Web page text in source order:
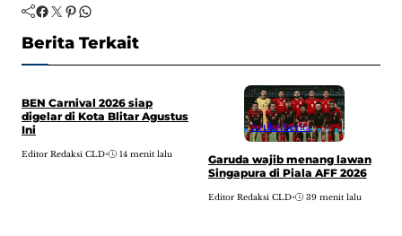
Facebook Twitter Pinterest WhatsApp
Berita Terkait
BEN Carnival 2026 siap
digelar di Kota Blitar Agustus
Ini
Editor Redaksi CLD• 14 menit lalu
ArtikelBerita
Garuda wajib menang lawan
Singapura di Piala AFF 2026
Editor Redaksi CLD• 39 menit lalu